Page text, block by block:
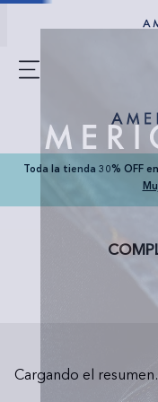
Toda la tienda 30% OFF
Cargando el